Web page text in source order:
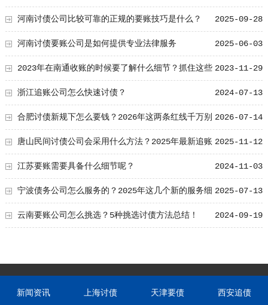
2025-09-28
河南讨债公司比较可靠的正规的要账技巧是什么？
2025-06-03
河南讨债要账公司是如何提供专业法律服务
2023-11-29
2023年在南通收账的时候要了解什么细节？抓住这些
细节提升成功率！ 2024-07-13
浙江追账公司怎么快速讨债？
2026-07-14
合肥讨债新规下怎么要钱？2026年这两条红线千万别
碰！ 2025-11-12
唐山民间讨债公司会采用什么方法？2025年最新追账
公司合法追讨欠款的六大方法 2024-11-03
江苏要账需要具备什么细节呢？
2025-07-13
宁波债务公司怎么服务的？2025年这几个新的服务细
节要知道！ 2024-09-19
云南要账公司怎么挑选？5种挑选讨债方法总结！
新闻资讯 上海讨债 天津要债 西安追债